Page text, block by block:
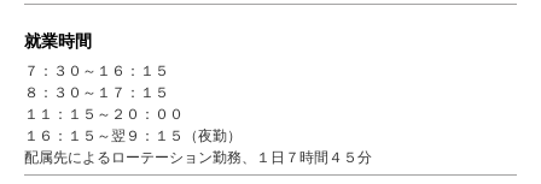
就業時間
７：３０～１６：１５
８：３０～１７：１５
１１：１５～２０：００
１６：１５～翌９：１５（夜勤）
配属先によるローテーション勤務、１日７時間４５分